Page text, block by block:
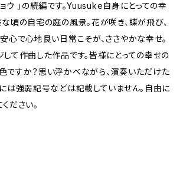
ウ 」の続編です。Yuusuke自身にとっての幸
頃の自宅の庭の風景。花が咲き、蝶が飛び、
心で心地良い日常こそが、ささやかな幸せ。
て作曲した作品です。皆様にとっての幸せの
ですか？思い浮かべながら、演奏いただけた
は強弱記号などは記載していません。自由に
ださい。